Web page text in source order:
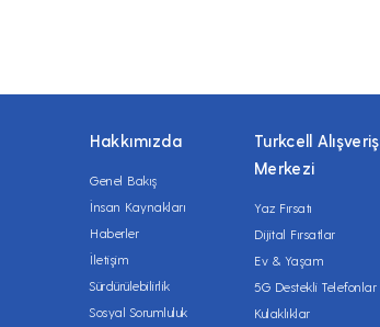
Hakkımızda
Genel Bakış
İnsan Kaynakları
Haberler
İletişim
Sürdürülebilirlik
Sosyal Sorumluluk
Turkcell Alışveriş
Merkezi
Yaz Fırsatı
Dijital Fırsatlar
Ev & Yaşam
5G Destekli Telefonlar
Kulaklıklar